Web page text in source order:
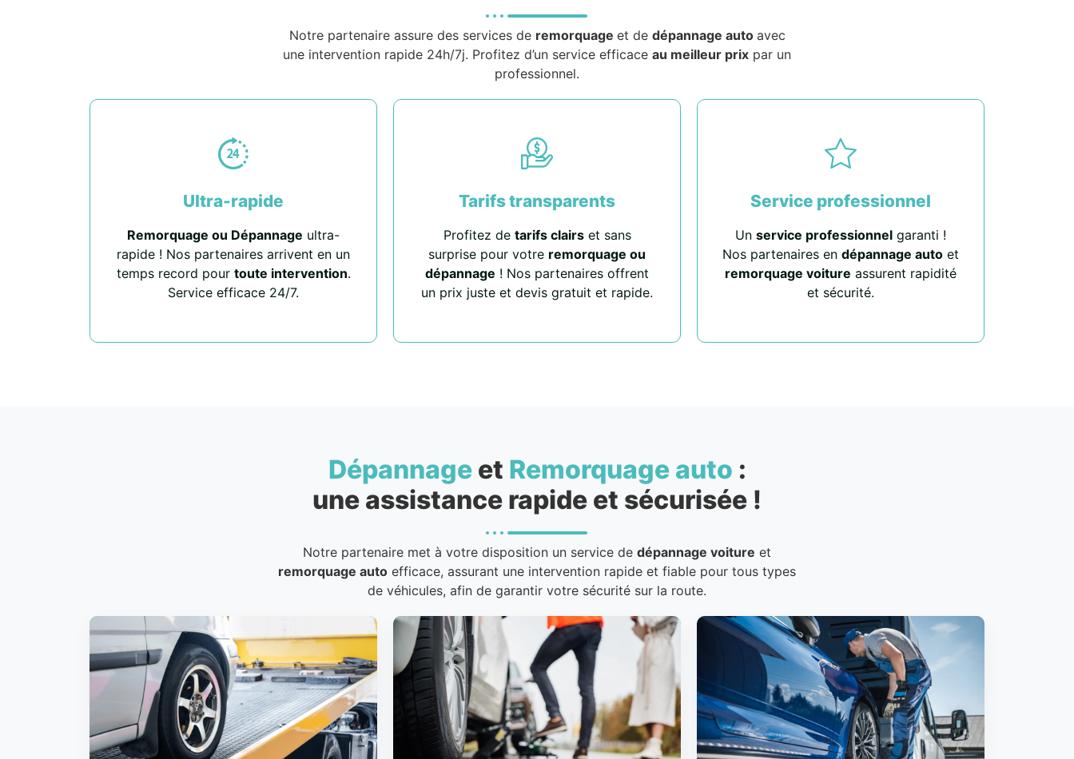
Notre partenaire assure des services de remorquage et de dépannage auto avec
une intervention rapide 24h/7j. Profitez d’un service efficace au meilleur prix par un
professionnel.
Ultra-rapide
Remorquage ou Dépannage ultra-
rapide ! Nos partenaires arrivent en un
temps record pour toute intervention.
Service efficace 24/7.
Tarifs transparents
Profitez de tarifs clairset sans
surprise pour votre remorquage ou
dépannage ! Nos partenaires offrent
un prix juste et devis gratuit et rapide.
Service professionnel
Un service professionnel garanti !
Nos partenaires en dépannage auto et
remorquage voiture assurent rapidité
et sécurité.
Dépannageet Remorquage auto :
une assistance rapide et sécurisée !
Notre partenaire met à votre disposition un service de dépannage voiture et
remorquage auto efficace, assurant une intervention rapide et fiable pour tous types
de véhicules, afin de garantir votre sécurité sur la route.